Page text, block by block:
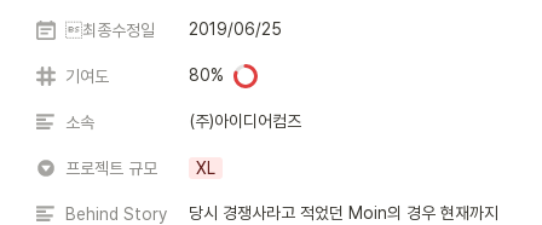
최종수정일 2019/06/25
기여도 80%
소속 (주)아이디어컴즈
프로젝트 규모 XL
Behind Story
당시 경쟁사라고 적었던 Moin의 경우 현재까지